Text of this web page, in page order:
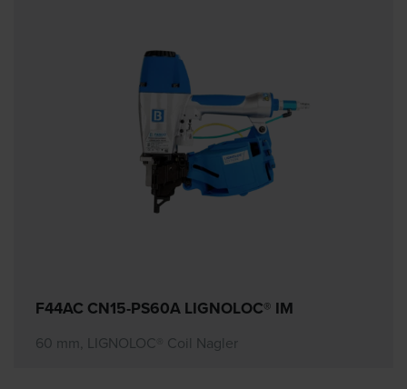
F44AC CN15-PS60A LIGNOLOC® IM
60 mm, LIGNOLOC® Coil Nagler